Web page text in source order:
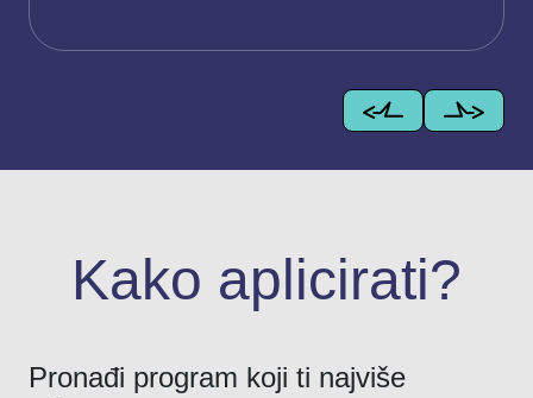
Kako aplicirati?
Pronađi program koji ti najviše